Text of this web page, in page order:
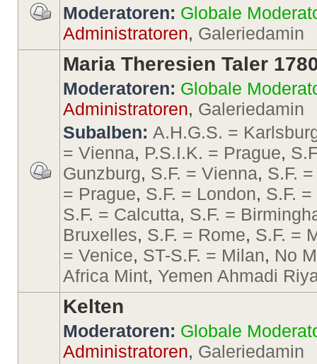
Moderatoren: Globale
Administratoren, Galeriedamin
Maria Theresien Taler
Moderatoren: Globale
Administratoren, Galeriedamin
Subalben: A.H.G.S. =
= Vienna, P.S.I.K. = Prague,
Gunzburg, S.F. = Vienna, S.F.
= Prague, S.F. = London, S.F.
S.F. = Calcutta, S.F. =
Bruxelles, S.F. = Rome, S.F. =
= Venice, ST-S.F. = Milan, No
Africa Mint, Yemen Ahmadi
Kelten
Moderatoren: Globale
Administratoren, Galeriedamin